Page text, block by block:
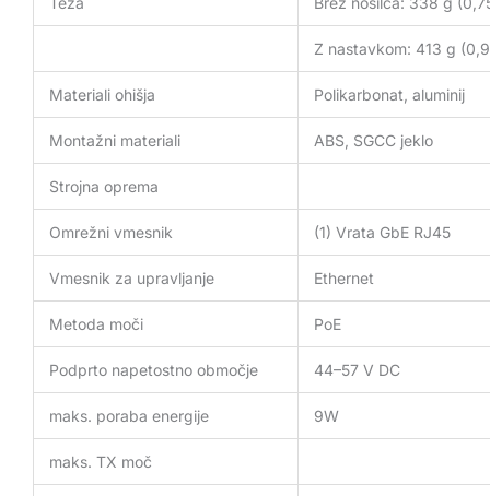
Z nastavkom: 413 g
Materiali ohišja Polikarbonat, aluminij
Montažni materiali ABS, SGCC jeklo
Strojna oprema
Omrežni vmesnik (1) Vrata GbE RJ45
Vmesnik za upravljanje Ethernet
Metoda moči PoE
Podprto napetostno območje 44–57 V DC
maks. poraba energije 9W
maks. TX moč